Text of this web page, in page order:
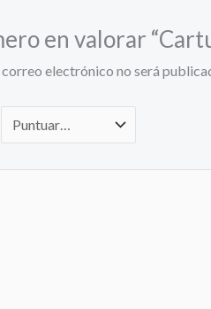
en valorar
electrónico no será